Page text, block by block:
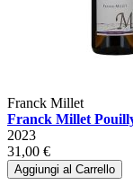
Franck Millet
Franck Millet
2023
31,00 €
Aggiungi al Carrello